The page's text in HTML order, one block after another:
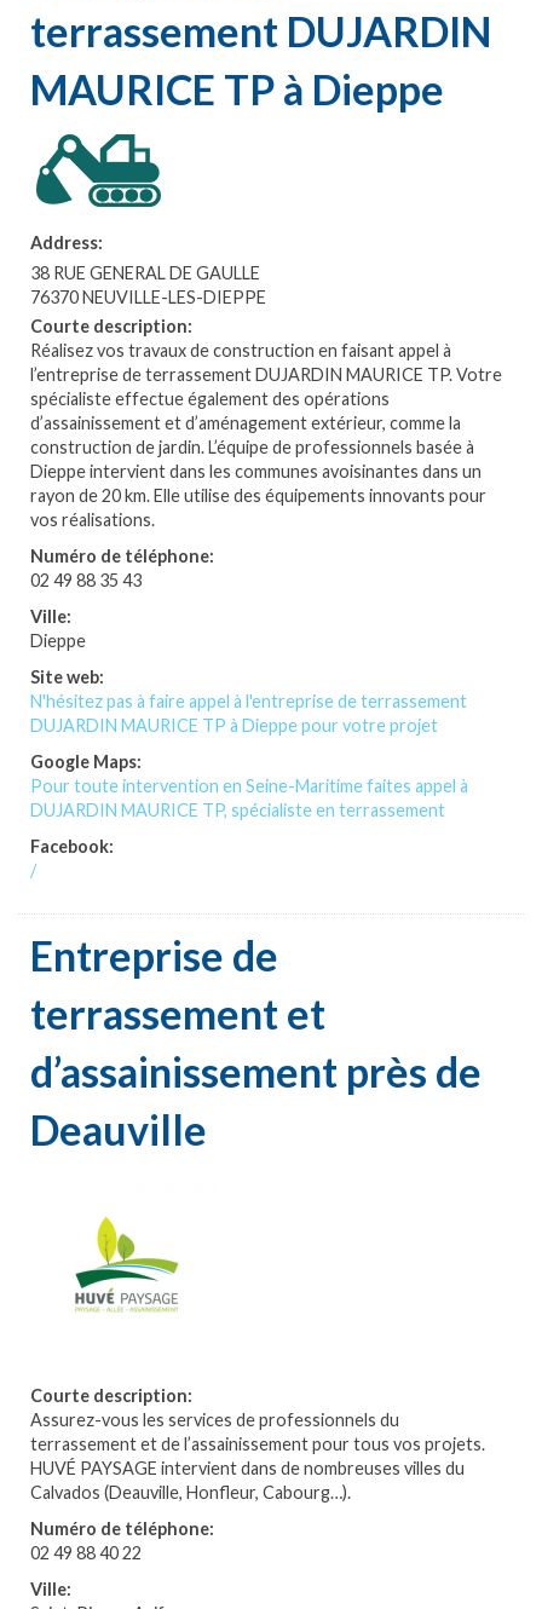
terrassement DUJARDIN
MAURICE TP à Dieppe
Address:
38 RUE GENERAL DE GAULLE
76370 NEUVILLE-LES-DIEPPE
Courte description:
Réalisez vos travaux de construction en faisant appel à
l’entreprise de terrassement DUJARDIN MAURICE TP. Votre
spécialiste effectue également des opérations
d’assainissement et d’aménagement extérieur, comme la
construction de jardin. L’équipe de professionnels basée à
Dieppe intervient dans les communes avoisinantes dans un
rayon de 20 km. Elle utilise des équipements innovants pour
vos réalisations.
Numéro de téléphone:
02 49 88 35 43
Ville:
Dieppe
Site web:
N'hésitez pas à faire appel à l'entreprise de terrassement
DUJARDIN MAURICE TP à Dieppe pour votre projet
Google Maps:
Pour toute intervention en Seine-Maritime faites appel à
DUJARDIN MAURICE TP, spécialiste en terrassement
Facebook:
/
Entreprise de
terrassement et
d’assainissement près de
Deauville
Courte description:
Assurez-vous les services de professionnels du
terrassement et de l’assainissement pour tous vos projets.
HUVÉ PAYSAGE intervient dans de nombreuses villes du
Calvados (Deauville, Honfleur, Cabourg…).
Numéro de téléphone:
02 49 88 40 22
Ville: